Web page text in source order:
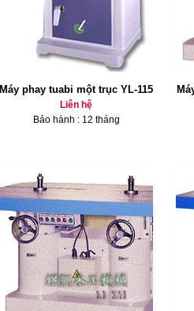
Máy phay tuabi một trục YL-115
Liên hệ
Bảo hành : 12 tháng